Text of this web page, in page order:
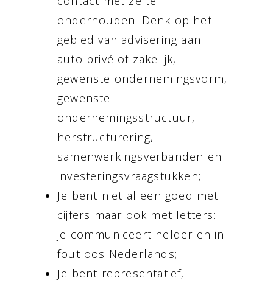
onderhouden. Denk op het
gebied van advisering aan
auto privé of zakelijk,
gewenste ondernemingsvorm,
gewenste
ondernemingsstructuur,
herstructurering,
samenwerkingsverbanden en
investeringsvraagstukken;
Je bent niet alleen goed met
cijfers maar ook met letters:
je communiceert helder en in
foutloos Nederlands;
Je bent representatief,